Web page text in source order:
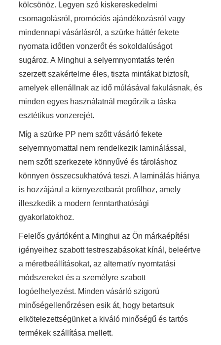
kölcsönöz. Legyen szó kiskereskedelmi
csomagolásról, promóciós ajándékozásról vagy
mindennapi vásárlásról, a szürke háttér fekete
nyomata időtlen vonzerőt és sokoldalúságot
sugároz. A Minghui a selyemnyomtatás terén
szerzett szakértelme éles, tiszta mintákat biztosít,
amelyek ellenállnak az idő múlásával fakulásnak, és
minden egyes használatnál megőrzik a táska
esztétikus vonzerejét.
Míg a szürke PP nem szőtt vásárló fekete
selyemnyomattal nem rendelkezik laminálással,
nem szőtt szerkezete könnyűvé és tároláshoz
könnyen összecsukhatóvá teszi. A laminálás hiánya
is hozzájárul a környezetbarát profilhoz, amely
illeszkedik a modern fenntarthatósági
gyakorlatokhoz.
Felelős gyártóként a Minghui az Ön márkaépítési
igényeihez szabott testreszabásokat kínál, beleértve
a méretbeállításokat, az alternatív nyomtatási
módszereket és a személyre szabott
logóelhelyezést. Minden vásárló szigorú
minőségellenőrzésen esik át, hogy betartsuk
elkötelezettségünket a kiváló minőségű és tartós
termékek szállítása mellett.